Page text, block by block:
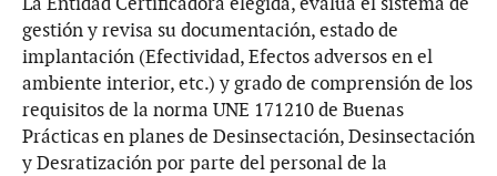
gestión y revisa su documentación, estado de
implantación (Efectividad, Efectos adversos en el
ambiente interior, etc.) y grado de comprensión de los
requisitos de la norma UNE 171210 de Buenas
Prácticas en planes de Desinsectación, Desinsectación
y Desratización por parte del personal de la